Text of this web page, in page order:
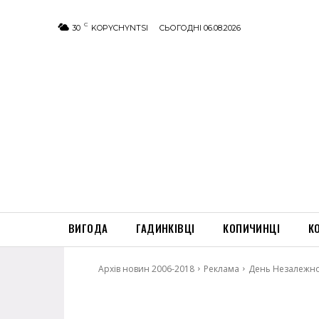
30 C KOPYCHYNTSI СЬОГОДНІ 06.08.2026
ВИГОДА ГАДИНКІВЦІ КОПИЧИНЦІ
Архів новин 2006-2018 Реклама День